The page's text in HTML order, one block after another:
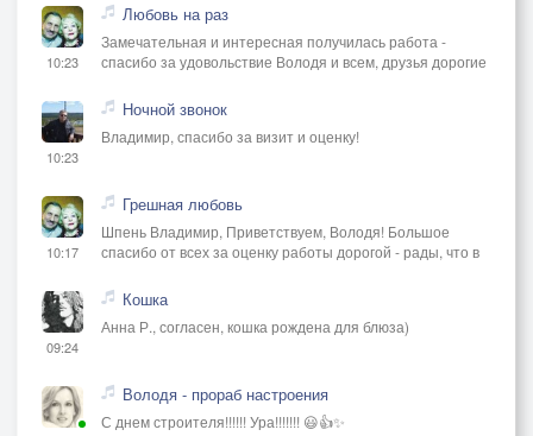
10:23
Любовь на раз
Замечательная и интересная получилась работа -
спасибо за удовольствие Володя и всем, друзья дорогие
10:23
Ночной звонок
Владимир, спасибо за визит и оценку!
10:17
Грешная любовь
Шпень Владимир, Приветствуем, Володя! Большое
спасибо от всех за оценку работы дорогой - рады, что в
09:24
Кошка
Анна Р., согласен, кошка рождена для блюза)
Володя - прораб настроения
С днем строителя!!!!!! Ура!!!!!!! 😃👍✨